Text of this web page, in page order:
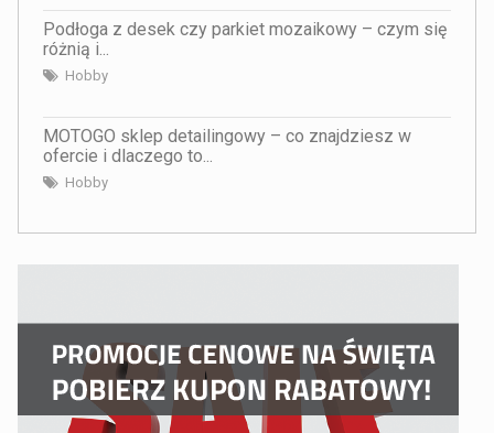
Podłoga z desek czy parkiet mozaikowy – czym się
różnią i...
Hobby
MOTOGO sklep detailingowy – co znajdziesz w
ofercie i dlaczego to...
Hobby